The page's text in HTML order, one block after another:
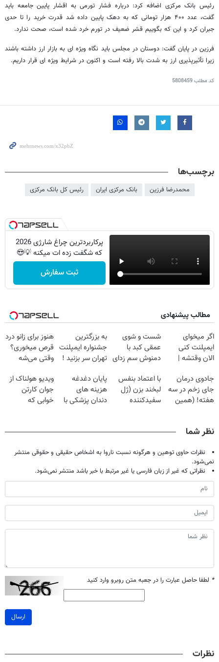
رئیس بانک مرکزی اضافه کرد: درباره فشار تورمی به اقشار پایین جامعه باید
گفت، عدد ۴۰۰ هزار تومانی که به دهک پایین داده شد قدرت خرید را تا حدی
جبران کرد و این که بگوییم قشر ضعیف در تورم خرد شده است، صحت ندارد.
فرزین در پایان گفت: دوستان در مجلس باید نگاه ویژه ایبه بازار ارز داشته باشند
زیرا تأثیرپذیری ارز به شدت بالا رفته است و اکنون در شرایط ویژه ای قرار داریم.
کد مطلب5808459
برچسب‌ها
محمدرضا فرزین بانک مرکزی ایران رئیس کل بانک مرکزی
پرکاربردترین چراغ شارژی 2026
که شگفت زده ات میکنه 💡😍
ثبت سفارش
مطالب پیشنهادی
اگر میخوای
ایمپلنت کنی
الان وقتشه |
میلیون تومان!!!
شست و شوی
عمقی کبد با
دمنوش سم زدای
به بزرگترین
جشنواره ایمپلنت
تهران سر بزنید !
میلیون !
هنوز برای زانو درد
قرص میخوری؟
وقتی می‌شه
درمانش کرد؟؟؟؟
جادوی درمان
جای زخم در سه
هفته! (همین
با اعتماد بنفس
لبخند بزن (ژل
سفیدکننده
پایان دغدغه
هزینه های
دندان پزشکی با
ویدیو هولناک از
جوان کارتن
خوابی که
نظر شما
نظرات حاوی توهین و هرگونه نسبت ناروا به اشخاص حقیقی و حقوقی منتشر
نمی‌شود.
نظراتی که غیر از زبان فارسی یا غیر مرتبط با خبر باشد منتشر نمی‌شود.
* لطفا حاصل عبارت را در جعبه متن روبرو وارد کنید
ارسال
نظرات